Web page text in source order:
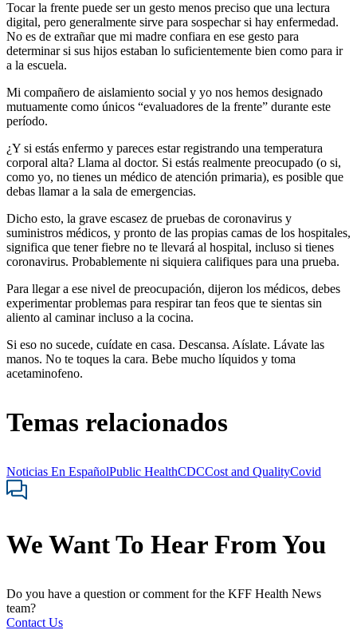
Tocar la frente puede ser un gesto menos preciso que una lectura
digital, pero generalmente sirve para sospechar si hay enfermedad.
No es de extrañar que mi madre confiara en ese gesto para
determinar si sus hijos estaban lo suficientemente bien como para ir
a la escuela.
Mi compañero de aislamiento social y yo nos hemos designado
mutuamente como únicos “evaluadores de la frente” durante este
período.
¿Y si estás enfermo y pareces estar registrando una temperatura
corporal alta? Llama al doctor. Si estás realmente preocupado (o si,
como yo, no tienes un médico de atención primaria), es posible que
debas llamar a la sala de emergencias.
Dicho esto, la grave escasez de pruebas de coronavirus y
suministros médicos, y pronto de las propias camas de los hospitales,
significa que tener fiebre no te llevará al hospital, incluso si tienes
coronavirus. Probablemente ni siquiera califiques para una prueba.
Para llegar a ese nivel de preocupación, dijeron los médicos, debes
experimentar problemas para respirar tan feos que te sientas sin
aliento al caminar incluso a la cocina.
Si eso no sucede, cuídate en casa. Descansa. Aíslate. Lávate las
manos. No te toques la cara. Bebe mucho líquidos y toma
acetaminofeno.
Temas relacionados
Noticias En EspañolPublic HealthCDCCost and QualityCovid
We Want To Hear From You
Do you have a question or comment for the KFF Health News
team?
Contact Us